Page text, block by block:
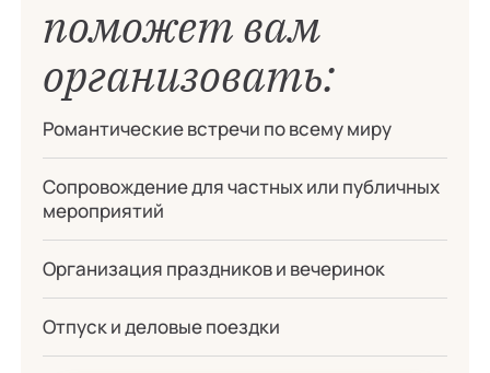
поможет вам
организовать:
Романтические встречи по всему миру
Сопровождение для частных или публичных
мероприятий
Организация праздников и вечеринок
Отпуск и деловые поездки